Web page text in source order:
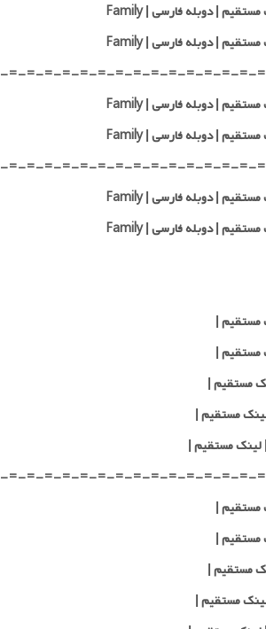
-=-=-=-=-=-=-=-=-=-=-=-=-=-=-
-=-=-=-=-=-=-=-=-=-=-=-=-=-=-
-=-=-=-=-=-=-=-=-=-=-=-=-=-=-